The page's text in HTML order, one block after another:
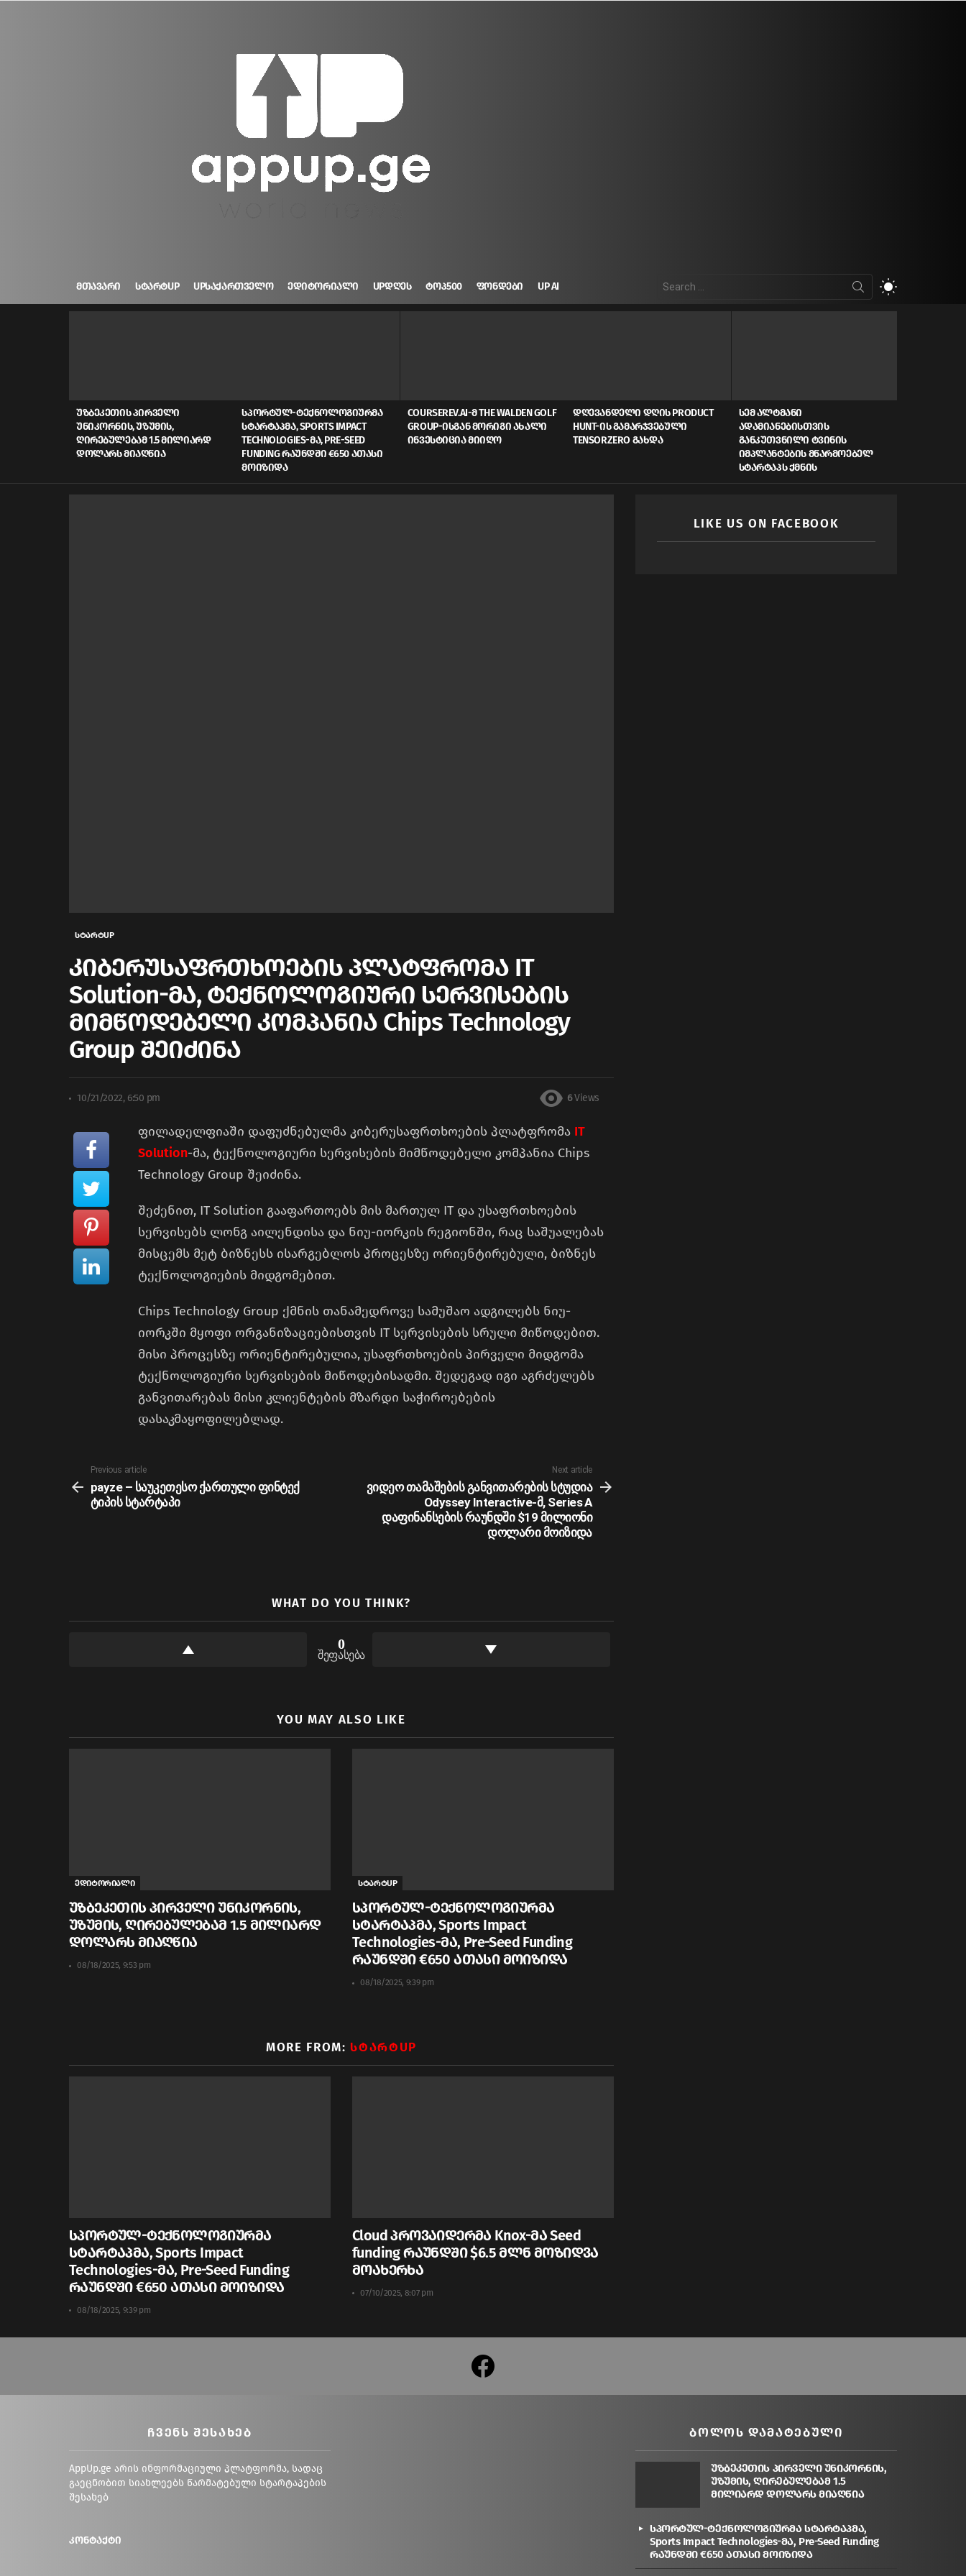
ᲛᲗᲐᲕᲐᲠᲘ ᲡᲢᲐᲠᲢUP UPᲡᲐᲥᲐᲠᲗᲕᲔᲚᲝ ᲔᲓᲘᲢᲝᲠᲘᲐᲚᲘ UPᲓᲦᲔᲡ ᲢᲝᲞ500 ᲤᲝᲜᲓᲔᲑᲘ UP AI
for:
ᲣᲖᲑᲔᲙᲔᲗᲘᲡ ᲞᲘᲠᲕᲔᲚᲘ
ᲣᲜᲘᲙᲝᲠᲜᲘᲡ, ᲣᲖᲣᲛᲘᲡ,
ᲦᲘᲠᲔᲑᲣᲚᲔᲑᲐᲛ 1.5 ᲛᲘᲚᲘᲐᲠᲓ
ᲓᲝᲚᲐᲠᲡ ᲛᲘᲐᲦᲬᲘᲐ
ᲡᲞᲝᲠᲢᲣᲚ-ᲢᲔᲥᲜᲝᲚᲝᲒᲘᲣᲠᲛᲐ
ᲡᲢᲐᲠᲢᲐᲞᲛᲐ, SPORTS IMPACT
TECHNOLOGIES-ᲛᲐ, PRE-SEED
FUNDING ᲠᲐᲣᲜᲓᲨᲘ €650 ᲐᲗᲐᲡᲘ
ᲛᲝᲘᲖᲘᲓᲐ
COURSEREV.AI-Მ THE WALDEN GOLF
GROUP-ᲘᲡᲒᲐᲜ ᲛᲝᲠᲘᲒᲘ ᲐᲮᲐᲚᲘ
ᲘᲜᲕᲔᲡᲢᲘᲪᲘᲐ ᲛᲘᲘᲦᲝ
ᲓᲦᲔᲕᲐᲜᲓᲔᲚᲘ ᲓᲦᲘᲡ PRODUCT
HUNT-ᲘᲡ ᲒᲐᲛᲐᲠᲯᲕᲔᲑᲣᲚᲘ
TENSORZERO ᲒᲐᲮᲓᲐ
ᲡᲔᲛ ᲐᲚᲢᲛᲐᲜᲘ
ᲐᲓᲐᲛᲘᲐᲜᲔᲑᲘᲡᲗᲕᲘᲡ
ᲒᲐᲜᲙᲣᲗᲕᲜᲘᲚᲘ ᲢᲕᲘᲜᲘᲡ
ᲘᲛᲞᲚᲐᲜᲢᲔᲑᲘᲡ ᲛᲬᲐᲠᲛᲝᲔᲑᲔᲚ
ᲡᲢᲐᲠᲢᲐᲞᲡ ᲥᲛᲜᲘᲡ
სტარტUP
კიბერუსაფრთხოების პლატფრომა IT
Solution-მა, ტექნოლოგიური სერვისების
მიმწოდებელი კომპანია Chips Technology
Group შეიძინა
10/21/2022, 6:50 pm 6 Views
ფილადელფიაში დაფუძნებულმა კიბერუსაფრთხოების პლატფრომა IT
Solution-მა, ტექნოლოგიური სერვისების მიმწოდებელი კომპანია Chips
Technology Group შეიძინა.
შეძენით, IT Solution გააფართოებს მის მართულ IT და უსაფრთხოების
სერვისებს ლონგ აილენდისა და ნიუ-იორკის რეგიონში, რაც საშუალებას
მისცემს მეტ ბიზნესს ისარგებლოს პროცესზე ორიენტირებული, ბიზნეს
ტექნოლოგიების მიდგომებით.
Chips Technology Group ქმნის თანამედროვე სამუშაო ადგილებს ნიუ-
იორკში მყოფი ორგანიზაციებისთვის IT სერვისების სრული მიწოდებით.
მისი პროცესზე ორიენტირებულია, უსაფრთხოების პირველი მიდგომა
ტექნოლოგიური სერვისების მიწოდებისადმი. შედეგად იგი აგრძელებს
განვითარებას მისი კლიენტების მზარდი საჭიროებების
დასაკმაყოფილებლად.
more
Previous article
payze – საუკეთესო ქართული ფინტექ
ტიპის სტარტაპი
Next article
ვიდეო თამაშების განვითარების სტუდია
Odyssey Interactive-მ, Series A
დაფინანსების რაუნდში $19 მილიონი
დოლარი მოიზიდა
WHAT DO YOU THINK?
0
შეფასება
YOU MAY ALSO LIKE
ედიტორიალი
უზბეკეთის პირველი უნიკორნის,
უზუმის, ღირებულებამ 1.5 მილიარდ
დოლარს მიაღწია
08/18/2025, 9:53 pm
სტარტUP
სპორტულ-ტექნოლოგიურმა
სტარტაპმა, Sports Impact
Technologies-მა, Pre-Seed Funding
რაუნდში €650 ათასი მოიზიდა
08/18/2025, 9:39 pm
MORE FROM: ᲡᲢᲐᲠᲢUP
სპორტულ-ტექნოლოგიურმა
სტარტაპმა, Sports Impact
Technologies-მა, Pre-Seed Funding
რაუნდში €650 ათასი მოიზიდა
08/18/2025, 9:39 pm
Cloud პროვაიდერმა Knox-მა Seed
funding რაუნდში $6.5 მლნ მოზიდვა
მოახერხა
07/10/2025, 8:07 pm
LIKE US ON FACEBOOK
facebook
ᲩᲕᲔᲜᲡ ᲨᲔᲡᲐᲮᲔᲑ
AppUp.ge არის ინფორმაციული პლატფორმა, სადაც
გაეცნობით სიახლეებს წარმატებული სტარტაპების
შესახებ
კონტაქტი
ᲑᲝᲚᲝᲡ ᲓᲐᲛᲐᲢᲔᲑᲣᲚᲘ
უზბეკეთის პირველი უნიკორნის,
უზუმის, ღირებულებამ 1.5
მილიარდ დოლარს მიაღწია
სპორტულ-ტექნოლოგიურმა სტარტაპმა,
Sports Impact Technologies-მა, Pre-Seed Funding
რაუნდში €650 ათასი მოიზიდა